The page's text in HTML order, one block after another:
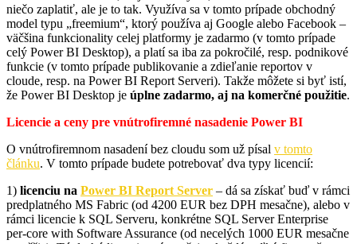
niečo zaplatiť, ale je to tak. Využíva sa v tomto prípade obchodný
model typu „freemium“, ktorý používa aj Google alebo Facebook –
väčšina funkcionality celej platformy je zadarmo (v tomto prípade
celý Power BI Desktop), a platí sa iba za pokročilé, resp. podnikové
funkcie (v tomto prípade publikovanie a zdieľanie reportov v
cloude, resp. na Power BI Report Serveri). Takže môžete si byť istí,
že Power BI Desktop je úplne zadarmo, aj na komerčné použitie.
Licencie a ceny pre vnútrofiremné nasadenie Power BI
O vnútrofiremnom nasadení bez cloudu som už písal v tomto
článku. V tomto prípade budete potrebovať dva typy licencií:
1) licenciu na Power BI Report Server – dá sa získať buď v rámci
predplatného MS Fabric (od 4200 EUR bez DPH mesačne), alebo v
rámci licencie k SQL Serveru, konkrétne SQL Server Enterprise
per-core with Software Assurance (od necelých 1000 EUR mesačne